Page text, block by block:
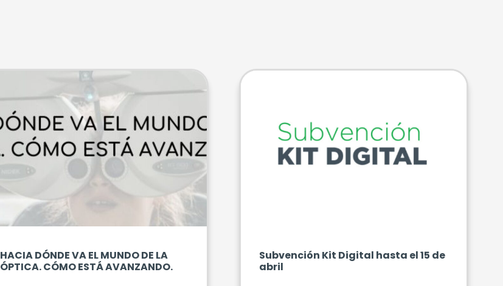
HACIA DÓNDE VA EL MUNDO DE LA
ÓPTICA. CÓMO ESTÁ AVANZANDO.
Subvención Kit Digital hasta el 15 de
abril